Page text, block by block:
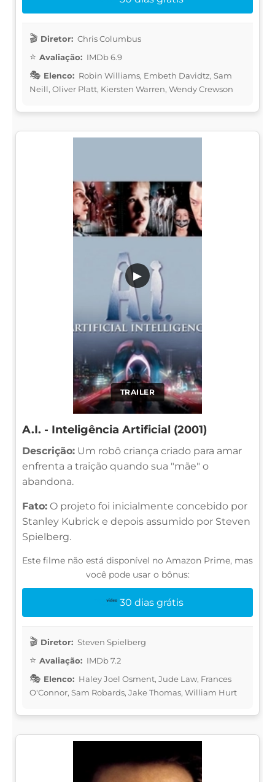
Diretor: Chris Columbus
Avaliação: IMDb 6.9
Elenco: Robin Williams, Embeth Davidtz, Sam
Neill, Oliver Platt, Kiersten Warren, Wendy Crewson
TRAILER
▶
A.I. - Inteligência Artificial (2001)
Descrição: Um robô criança criado para amar
enfrenta a traição quando sua "mãe" o
abandona.
Fato: O projeto foi inicialmente concebido por
Stanley Kubrick e depois assumido por Steven
Spielberg.
Este filme não está disponível no Amazon Prime, mas
você pode usar o bônus:
30 dias grátis
Diretor: Steven Spielberg
Avaliação: IMDb 7.2
Elenco: Haley Joel Osment, Jude Law, Frances
O'Connor, Sam Robards, Jake Thomas, William Hurt